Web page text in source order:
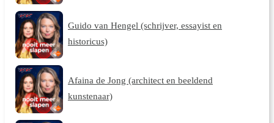
Guido van Hengel (schrijver, essayist en
historicus)
Afaina de Jong (architect en beeldend
kunstenaar)